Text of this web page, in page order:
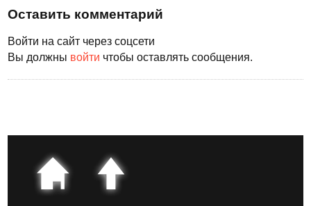
Оставить комментарий
Войти на сайт через соцсети
Вы должны войти чтобы оставлять сообщения.